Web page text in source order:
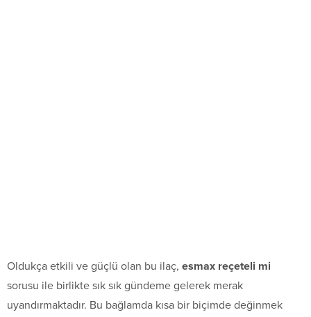
Oldukça etkili ve güçlü olan bu ilaç, esmax reçeteli mi
sorusu ile birlikte sık sık gündeme gelerek merak
uyandırmaktadır. Bu bağlamda kısa bir biçimde değinmek